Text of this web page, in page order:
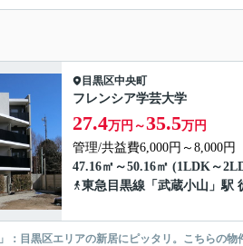
目黒区中央町
フレンシア学芸大学
27.4万円～35.5万円
管理/共益費6,000円～8,000円
47.16㎡～50.16㎡ (1LDK～
東急目黒線 「 武蔵小山 」駅
：目黒区エリアの新居にピッタリ。こちらの